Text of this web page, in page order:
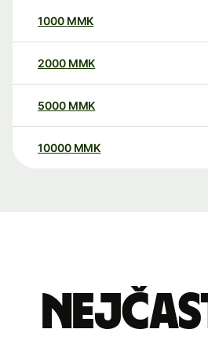
1000 MMK
2000 MMK
5000 MMK
10000 MMK